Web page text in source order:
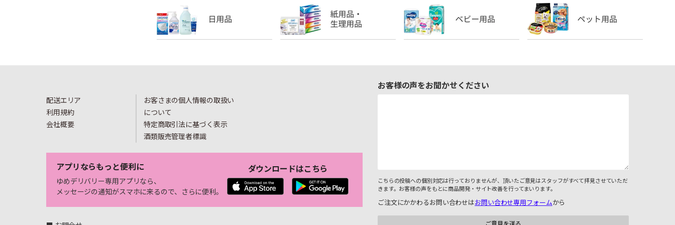
配送エリア
利用規約
会社概要
お客さまの個人情報の取扱い
について
特定商取引法に基づく表示
酒類販売管理者標識
アプリならもっと便利に
ゆめデリバリー専用アプリなら、
メッセージの通知がスマホに来るので、さらに便利。
ダウンロードはこちら
お客様の声をお聞かせください
こちらの投稿への個別対応は行っておりませんが、頂いたご意見はスタッフがすべて拝見させていただ
きます。お客様の声をもとに商品開発・サイト改善を行ってまいります。
ご注文にかかわるお問い合わせはお問い合わせ専用フォームから